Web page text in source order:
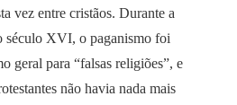
vez entre cristãos. Durante a
século XVI, o paganismo foi
geral para “falsas religiões”, e
não havia nada mais